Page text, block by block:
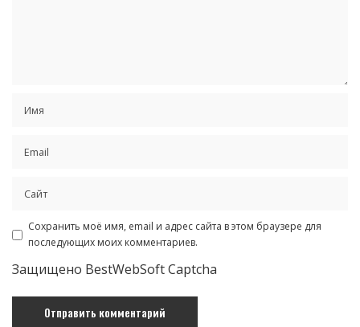
Сохранить моё имя, email и адрес сайта в этом браузере для
последующих моих комментариев.
Защищено BestWebSoft Captcha